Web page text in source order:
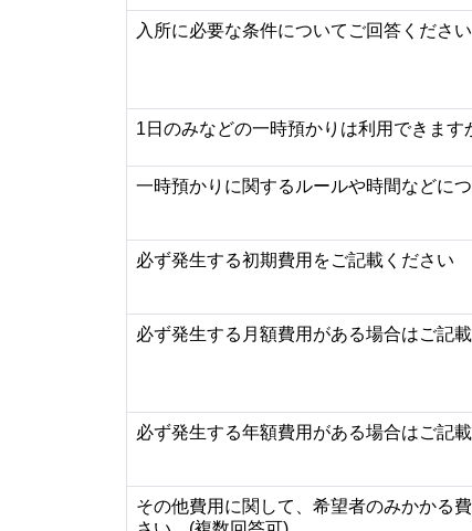
入所に必要な条件についてご回答ください
1日のみなどの一時預かりは利用できます
一時預かりに関するルールや時間などに
必ず発生する初期費用をご記載ください
必ず発生する月額費用がある場合はご記
必ず発生する年額費用がある場合はご記
その他費用に関して、希望者のみかかる